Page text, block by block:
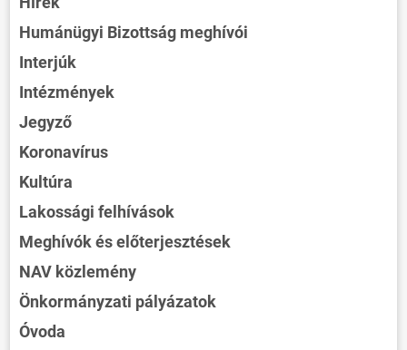
Humánügyi Bizottság meghívói
Interjúk
Intézmények
Jegyző
Koronavírus
Kultúra
Lakossági felhívások
Meghívók és előterjesztések
NAV közlemény
Önkormányzati pályázatok
Óvoda